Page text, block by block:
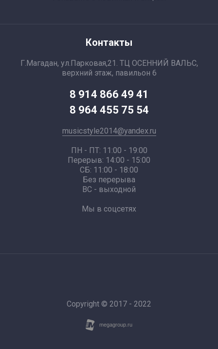
Контакты
Г.Магадан, ул.Парковая,21. ТЦ ОСЕННИЙ ВАЛЬС,
верхний этаж, павильон 6
8 914 866 49 41
8 964 455 75 54
musicstyle2014@yandex.ru
ПН - ПТ: 11:00 - 19:00
Перерыв: 14:00 - 15:00
СБ: 11:00 - 18:00
Без перерыва
ВС - выходной
Мы в соцсетях
Copyright © 2017 - 2022